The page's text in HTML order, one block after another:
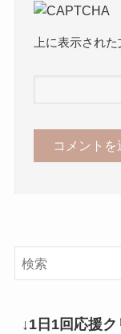
上に表示され
↓1日1回応援